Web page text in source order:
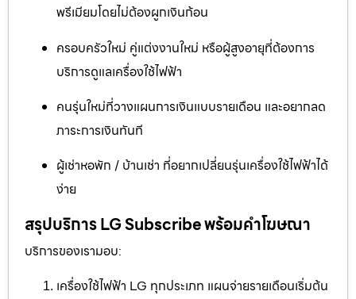
พรีเมียมโดยไม่ต้องผูกเงินก้อน
ครอบครัวใหม่ คู่แต่งงานใหม่ หรือผู้สูงอายุที่ต้องการ
บริการดูแลเครื่องใช้ไฟฟ้า
คนรุ่นใหม่ที่วางแผนการเงินแบบรายเดือน และอยากลด
ภาระการเงินทันที
ผู้เช่าหอพัก / บ้านเช่า ที่อยากเปลี่ยนรุ่นเครื่องใช้ไฟฟ้าได้
ง่าย
สรุปบริการ LG Subscribe พร้อมคำโฆษณา
บริการของเรามอบ:
เครื่องใช้ไฟฟ้า LG ทุกประเภท แผนจ่ายรายเดือนเริ่มต้น